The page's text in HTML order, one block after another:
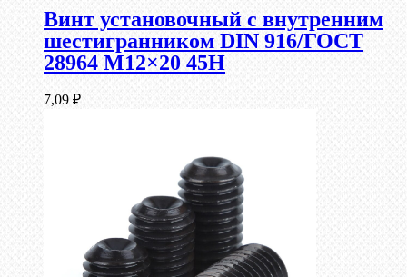
Винт установочный с внутренним
шестигранником DIN 916/ГОСТ
28964 М12×20 45Н
7,09 ₽